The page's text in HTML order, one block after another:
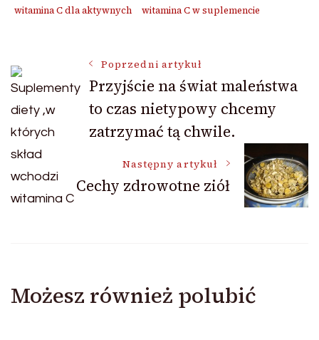
witamina C dla aktywnych
witamina C w suplemencie
Nawigacja
wpisu
Poprzedni artykuł
Przyjście na świat maleństwa
to czas nietypowy chcemy
zatrzymać tą chwile.
Następny artykuł
Cechy zdrowotne ziół
Możesz również polubić